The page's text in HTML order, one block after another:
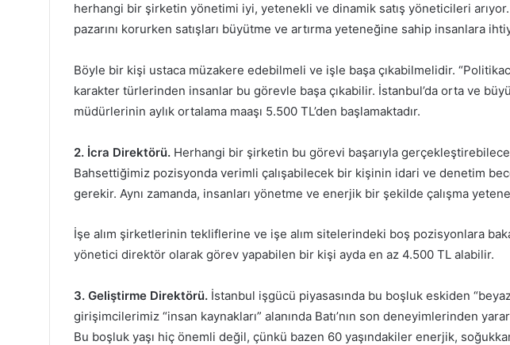
herhangi bir şirketin yönetimi iyi, yetenekli ve dinamik satış yöneticileri
pazarını korurken satışları büyütme ve artırma yeteneğine sahip insanlara
Böyle bir kişi ustaca müzakere edebilmeli ve işle başa çıkabilmelidir.
karakter türlerinden insanlar bu görevle başa çıkabilir. İstanbul’da orta ve
müdürlerinin aylık ortalama maaşı 5.500 TL’den başlamaktadır.
2. İcra Direktörü. Herhangi bir şirketin bu görevi başarıyla
Bahsettiğimiz pozisyonda verimli çalışabilecek bir kişinin idari ve denetim
gerekir. Aynı zamanda, insanları yönetme ve enerjik bir şekilde çalışma
İşe alım şirketlerinin tekliflerine ve işe alım sitelerindeki boş pozisyonlara
yönetici direktör olarak görev yapabilen bir kişi ayda en az 4.500 TL alabilir.
3. Geliştirme Direktörü. İstanbul işgücü piyasasında bu boşluk eskiden
girişimcilerimiz “insan kaynakları” alanında Batı’nın son deneyimlerinden
Bu boşluk yaşı hiç önemli değil, çünkü bazen 60 yaşındakiler enerjik,